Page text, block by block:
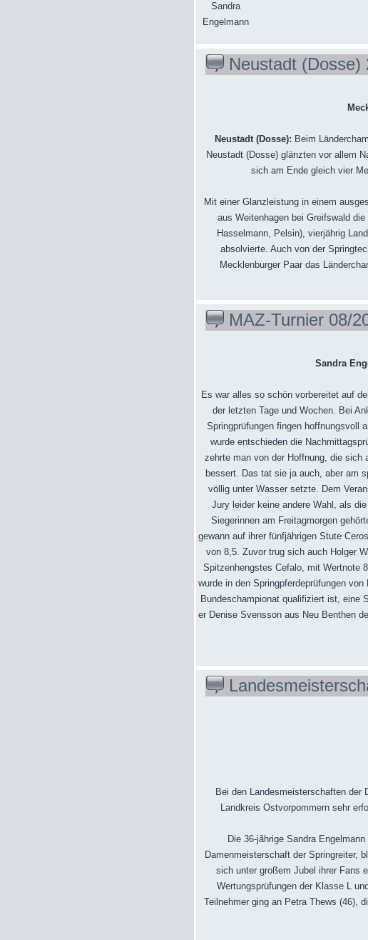
Sandra
Engelmann
Neustadt (Dosse)
Neustadt (Dosse): Beim
Neustadt (Dosse) glänzten vor allem
sich am Ende gleich vier
Mit einer Glanzleistung in einem
aus Weitenhagen bei Greifswald
Hasselmann, Pelsin), vierjährig
absolvierte. Auch von der
Mecklenburger Paar das
MAZ-Turnier 08/
Sandra
Es war alles so schön vorbereitet auf
der letzten Tage und Wochen. Bei
Springprüfungen fingen hoffnungsvoll
wurde entschieden die
zehrte man von der Hoffnung, die sich
bessert. Das tat sie ja auch, aber am
völlig unter Wasser setzte. Dem
Jury leider keine andere Wahl, als
Siegerinnen am Freitagmorgen
gewann auf ihrer fünfjährigen Stute
von 8,5. Zuvor trug sich auch Holger
Spitzenhengstes Cefalo, mit Wertnote
wurde in den Springpferdeprüfungen
Bundeschampionat qualifiziert ist, eine
er Denise Svensson aus Neu Benthen
Bei den Landesmeisterschaften der
Landkreis Ostvorpommern sehr
Die 36-jãhrige Sandra
Damenmeisterschaft der Springreiter,
sich unter großem Jubel ihrer Fans
Wertungsprüfungen der Klasse L
Teilnehmer ging an Petra Thews (46),